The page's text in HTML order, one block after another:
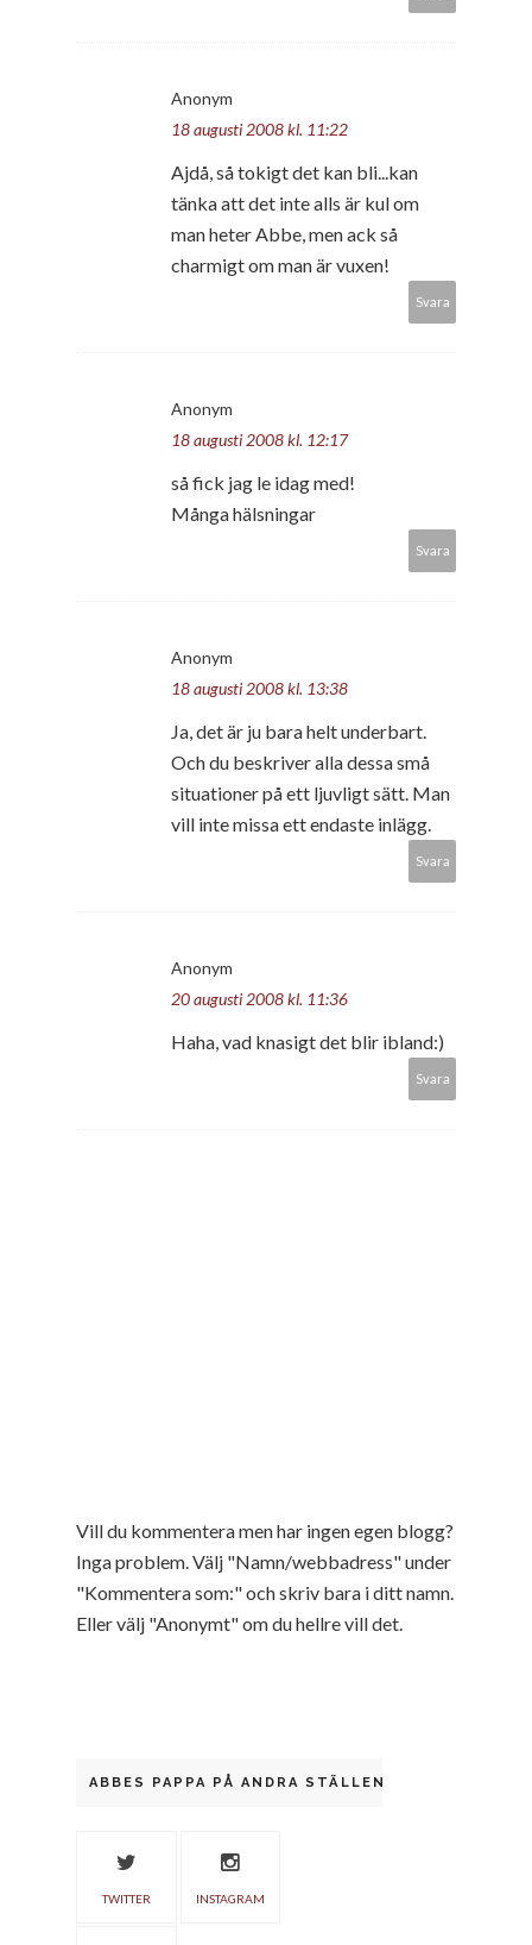
Anonym
18 augusti 2008 kl. 11:22
Ajdå, så tokigt det kan bli...kan
tänka att det inte alls är kul om
man heter Abbe, men ack så
charmigt om man är vuxen!
Svara
Anonym
18 augusti 2008 kl. 12:17
så fick jag le idag med!
Många hälsningar
Svara
Anonym
18 augusti 2008 kl. 13:38
Ja, det är ju bara helt underbart.
Och du beskriver alla dessa små
situationer på ett ljuvligt sätt. Man
vill inte missa ett endaste inlägg.
Svara
Anonym
20 augusti 2008 kl. 11:36
Haha, vad knasigt det blir ibland:)
Svara
Vill du kommentera men har ingen egen blogg?
Inga problem. Välj "Namn/webbadress" under
"Kommentera som:" och skriv bara i ditt namn.
Eller välj "Anonymt" om du hellre vill det.
ABBES PAPPA PÅ ANDRA STÄLLEN
TWITTER INSTAGRAM